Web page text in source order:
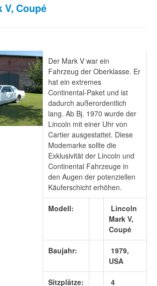
V, Coupé
Der Mark V war ein
Fahrzeug der Oberklasse. Er
hat ein extremes
Continental-Paket und ist
dadurch außerordentlich
lang. Ab Bj. 1970 wurde der
Lincoln mit einer Uhr von
Cartier ausgestattet. Diese
Modemarke sollte die
Exklusivität der Lincoln und
Continental Fahrzeuge in
den Augen der potenziellen
Käuferschicht erhöhen.
Modell:
Lincoln
Mark V,
Coupé
Baujahr:
1979,
USA
Sitzplätze: 4